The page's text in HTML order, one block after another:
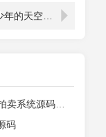
风犬少年的天空刘闻钦结局（人物刘闻钦最后结局剧情解析）
中文后台全部汉化
码